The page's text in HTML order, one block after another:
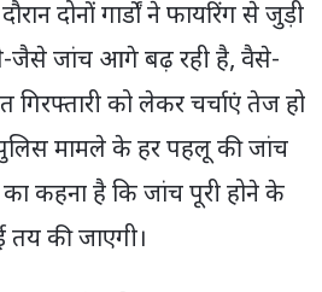
दोनों गार्डों ने फायरिंग से जुड़ी
जैसे जांच आगे बढ़ रही है, वैसे-
को लेकर चर्चाएं तेज हो
मामले के हर पहलू की जांच
का कहना है कि जांच पूरी होने के
तय की जाएगी।